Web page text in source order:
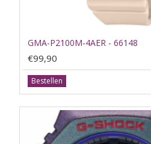
GMA-P2100M-4AER - 66148
€99,90
Bestellen